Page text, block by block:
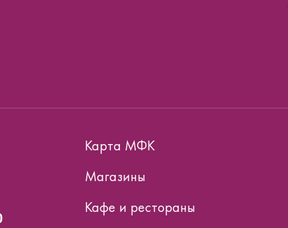
Карта МФК
Магазины
Кафе и рестораны